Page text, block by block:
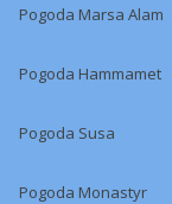
Pogoda Marsa Alam
Pogoda Hammamet
Pogoda Susa
Pogoda Monastyr